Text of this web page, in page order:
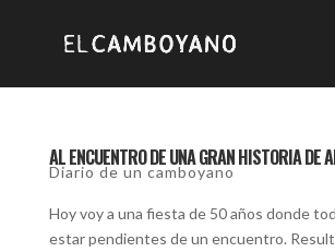
AL ENCUENTRO DE UNA GRAN HISTORIA DE
Diario de un camboyano
Hoy voy a una fiesta de 50 años donde
estar pendientes de un encuentro.